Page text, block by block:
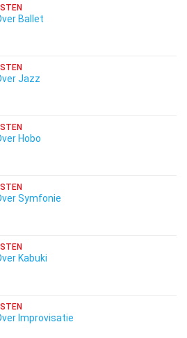
Ballet
Jazz
Hobo
Symfonie
Kabuki
Improvisatie